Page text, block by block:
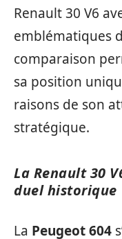
Renault 30 V6
emblématiques
comparaison
sa position
raisons de son
stratégique.
La Renault 30
duel historique
La Peugeot 604